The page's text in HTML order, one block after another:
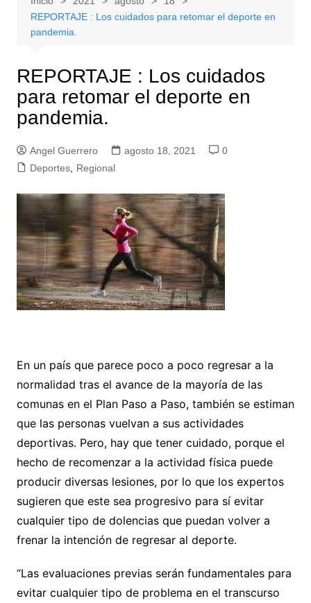
REPORTAJE : Los cuidados para retomar el deporte en
pandemia.
REPORTAJE : Los cuidados
para retomar el deporte en
pandemia.
Angel Guerrero agosto 18, 2021
0
Deportes, Regional
En un país que parece poco a poco regresar a la
normalidad tras el avance de la mayoría de las
comunas en el Plan Paso a Paso, también se estiman
que las personas vuelvan a sus actividades
deportivas. Pero, hay que tener cuidado, porque el
hecho de recomenzar a la actividad física puede
producir diversas lesiones, por lo que los expertos
sugieren que este sea progresivo para sí evitar
cualquier tipo de dolencias que puedan volver a
frenar la intención de regresar al deporte.
“Las evaluaciones previas serán fundamentales para
evitar cualquier tipo de problema en el transcurso